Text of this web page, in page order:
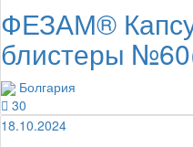
ФЕЗАМ®
блистеры
Болгария
30
18.10.2024